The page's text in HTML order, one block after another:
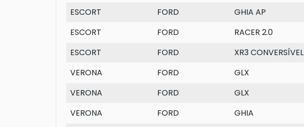
ESCORT
FORD GHIA AP
ESCORT
FORD RACER 2.0
ESCORT
FORD XR3 CONVERSÍVEL
VERONA
FORD GLX
VERONA
FORD GLX
VERONA
FORD GHIA